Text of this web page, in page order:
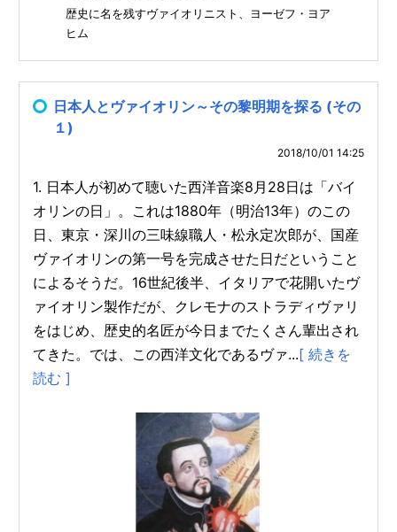
歴史に名を残すヴァイオリニスト、ヨーゼフ・ヨア
ヒム
日本人とヴァイオリン～その黎明期を探る (その
１)
2018/10/01 14:25
1. 日本人が初めて聴いた西洋音楽8月28日は「バイ
オリンの日」。これは1880年（明治13年）のこの
日、東京・深川の三味線職人・松永定次郎が、国産
ヴァイオリンの第一号を完成させた日だということ
によるそうだ。16世紀後半、イタリアで花開いたヴ
ァイオリン製作だが、クレモナのストラディヴァリ
をはじめ、歴史的名匠が今日までたくさん輩出され
てきた。では、この西洋文化であるヴァ...[ 続きを
読む ]